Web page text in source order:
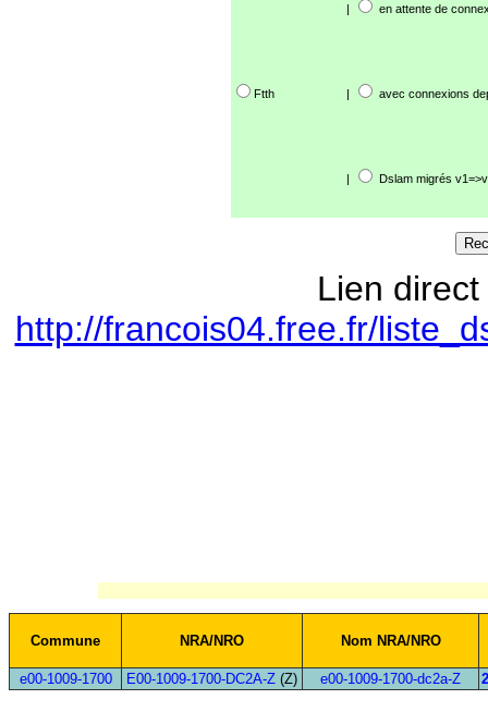
| en attente de
Ftth | avec connexions
| Dslam migrés
Lien
http://francois04.free.fr/
Commune NRA/NRO Nom NRA/NRO
e00-1009-1700 E00-1009-1700-DC2A-Z (Z) e00-1009-1700-dc2a-Z